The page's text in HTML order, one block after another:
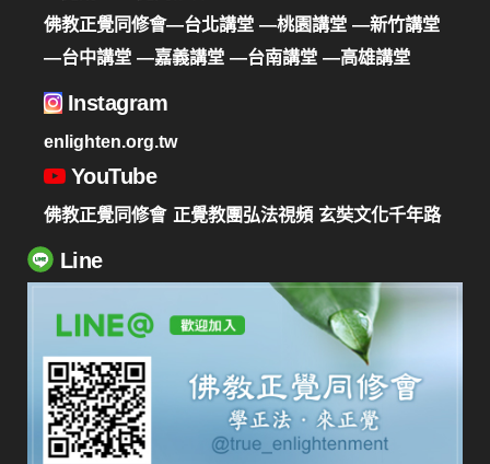
佛教正覺同修會—台北講堂 —桃園講堂 —新竹講堂
—台中講堂 —嘉義講堂 —台南講堂 —高雄講堂
Instagram
enlighten.org.tw
YouTube
佛教正覺同修會 正覺教團弘法視頻 玄奘文化千年路
Line